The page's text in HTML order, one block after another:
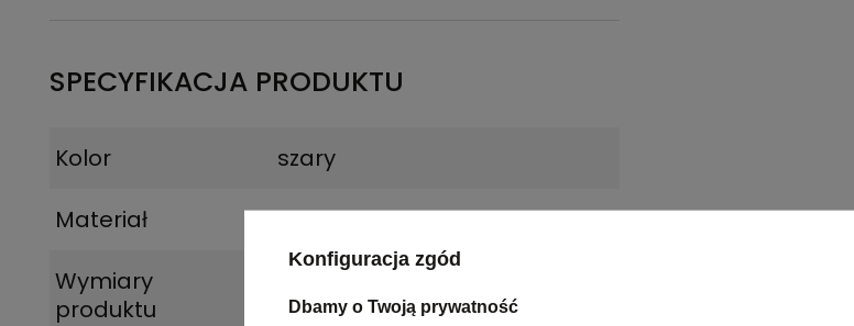
SPECYFIKACJA PRODUKTU
Kolor
szary
Materiał
plastik, poliester
Wymiary
produktu
Konfiguracja zgód
Dbamy o Twoją prywatność